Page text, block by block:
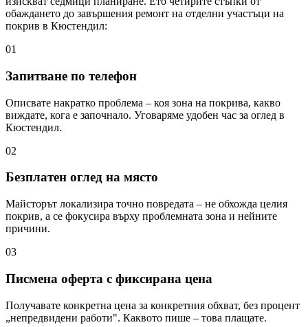
обаждането до завършения ремонт на отделни участъци на
покрив в Кюстендил:
01
Запитване по телефон
Описвате накратко проблема – коя зона на покрива, какво
виждате, кога е започнало. Уговаряме удобен час за оглед в
Кюстендил.
02
Безплатен оглед на място
Майсторът локализира точно повредата – не обхожда целия
покрив, а се фокусира върху проблемната зона и нейните
причини.
03
Писмена оферта с фиксирана цена
Получавате конкретна цена за конкретния обхват, без процент
„непредвидени работи". Каквото пише – това плащате.